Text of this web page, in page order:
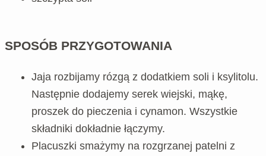
SPOSÓB PRZYGOTOWANIA
Jaja rozbijamy rózgą z dodatkiem soli i ksylitolu.
Następnie dodajemy serek wiejski, mąkę,
proszek do pieczenia i cynamon. Wszystkie
składniki dokładnie łączymy.
Placuszki smażymy na rozgrzanej patelni z